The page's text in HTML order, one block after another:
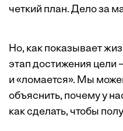
четкий план. Дело за
Но, как показывает
этап достижения цели
и «ломается». Мы
объяснить, почему у
как сделать, чтобы